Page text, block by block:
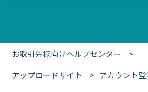
お取引先様向けヘルプセンター
アップロードサイト
アカウント